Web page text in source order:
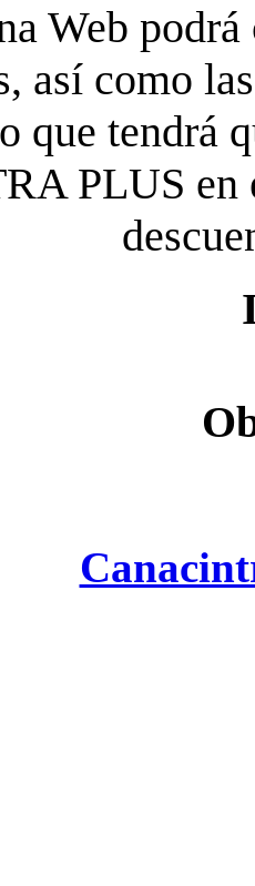
Web
así como
que tendrá
PLUS en